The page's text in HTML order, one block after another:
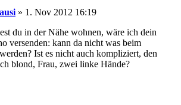
» 1. Nov 2012 16:19
du in der Nähe wohnen, wäre ich dein
versenden: kann da nicht was beim
Ist es nicht auch kompliziert, den
blond, Frau, zwei linke Hände?